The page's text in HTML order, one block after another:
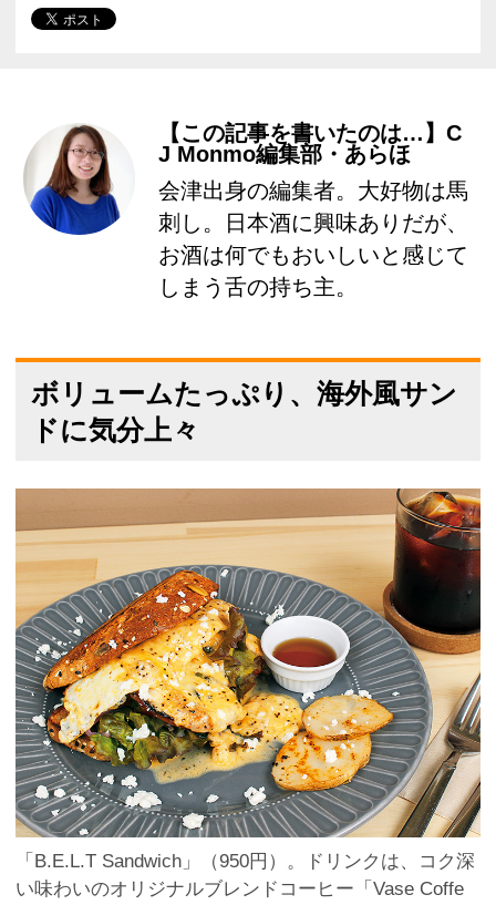
【この記事を書いたのは…】C
J Monmo編集部・あらほ
会津出身の編集者。大好物は馬
刺し。日本酒に興味ありだが、
お酒は何でもおいしいと感じて
しまう舌の持ち主。
ボリュームたっぷり、海外風サン
ドに気分上々
「B.E.L.T Sandwich」（950円）。ドリンクは、コク深
い味わいのオリジナルブレンドコーヒー「Vase Coffe